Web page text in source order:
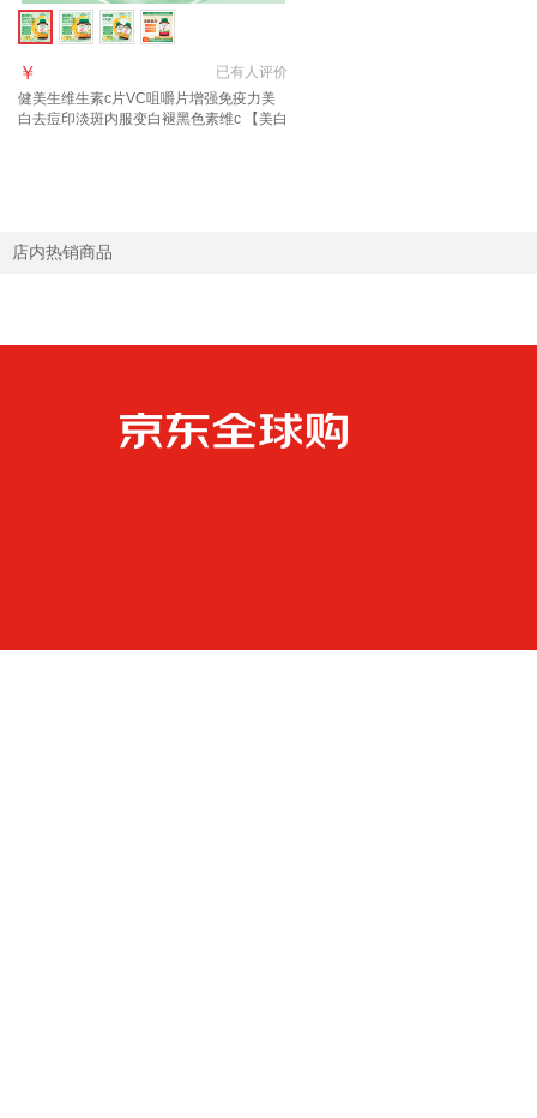
已有人评价
￥
健美生维生素c片VC咀嚼片增强免疫力美
白去痘印淡斑内服变白褪黑色素维c 【美白
店内热销商品